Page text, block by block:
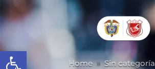
Abrir barra de herramientas
Home 9 Sin categoría